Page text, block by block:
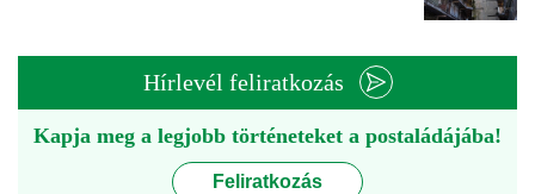
Hírlevél feliratkozás
Kapja meg a legjobb történeteket a postaládájába!
Feliratkozás